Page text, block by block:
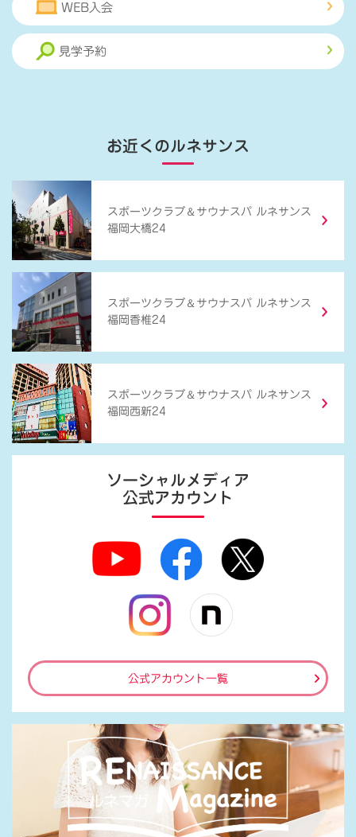
WEB入会
見学予約
お近くのルネサンス
スポーツクラブ ＆ サウナスパ ルネサンス
福岡大橋24
スポーツクラブ ＆ サウナスパ ルネサンス
福岡香椎24
スポーツクラブ ＆ サウナスパ ルネサンス
福岡西新24
ソーシャルメディア
公式アカウント
公式アカウント一覧